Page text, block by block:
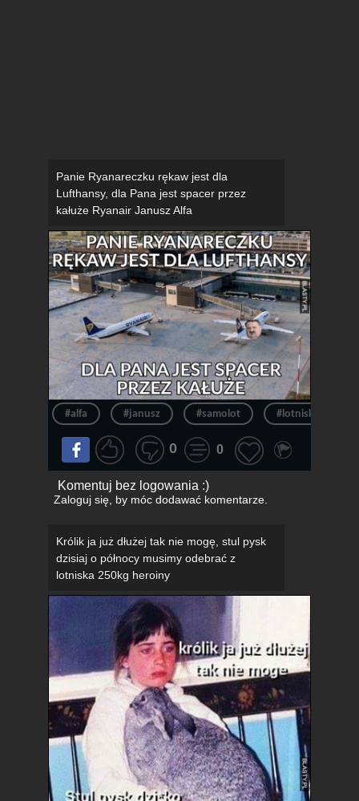
Panie Ryanareczku rękaw jest dla
Lufthansy, dla Pana jest spacer przez
kałuże Ryanair Janusz Alfa
#alfa #janusz #samolot #lotnisko
0 0
Komentuj bez logowania :)
Zaloguj się, by móc dodawać komentarze.
Królik ja już dłużej tak nie mogę, stul pysk
dzisiaj o północy musimy odebrać z
lotniska 250kg heroiny